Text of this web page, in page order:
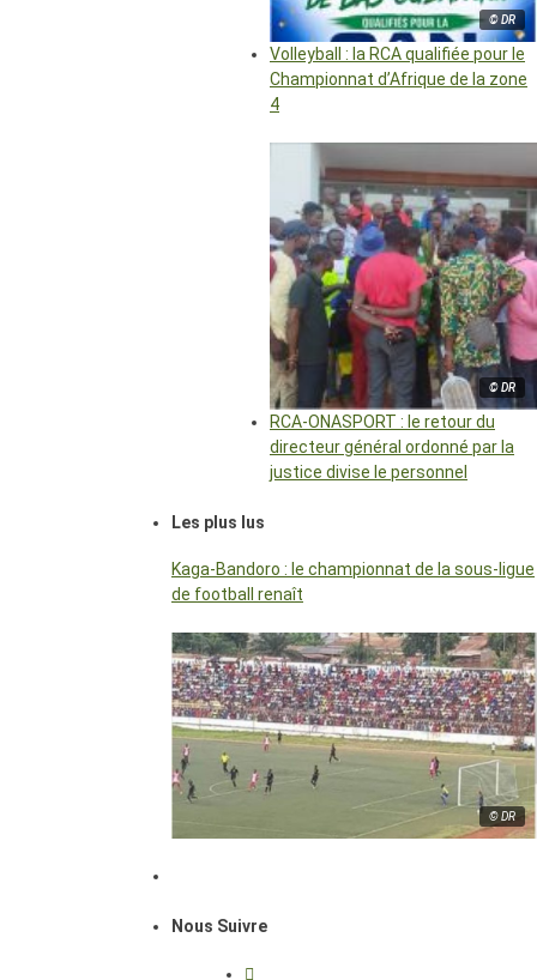
© DR
Volleyball : la RCA qualifiée pour le
Championnat d’Afrique de la zone
4
© DR
RCA-ONASPORT : le retour du
directeur général ordonné par la
justice divise le personnel
Les plus lus
Kaga-Bandoro : le championnat de la sous-ligue
de football renaît
© DR
Nous Suivre